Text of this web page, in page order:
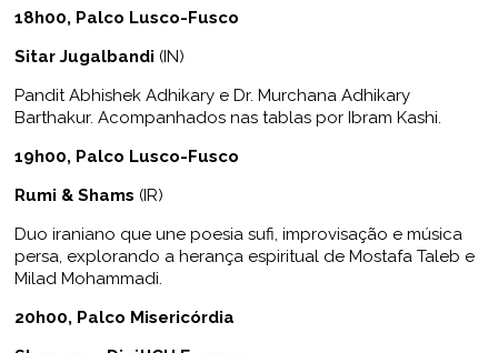
18h00, Palco Lusco-Fusco
Sitar Jugalbandi (IN)
Pandit Abhishek Adhikary e Dr. Murchana Adhikary
Barthakur. Acompanhados nas tablas por Ibram Kashi.
19h00, Palco Lusco-Fusco
Rumi & Shams (IR)
Duo iraniano que une poesia sufi, improvisação e música
persa, explorando a herança espiritual de Mostafa Taleb e
Milad Mohammadi.
20h00, Palco Misericórdia